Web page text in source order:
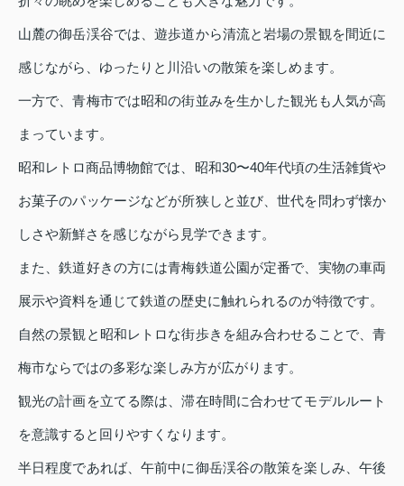
山麓の御岳渓谷では、遊歩道から清流と岩場の景観を間近に
感じながら、ゆったりと川沿いの散策を楽しめます。
一方で、青梅市では昭和の街並みを生かした観光も人気が高
まっています。
昭和レトロ商品博物館では、昭和30〜40年代頃の生活雑貨や
お菓子のパッケージなどが所狭しと並び、世代を問わず懐か
しさや新鮮さを感じながら見学できます。
また、鉄道好きの方には青梅鉄道公園が定番で、実物の車両
展示や資料を通じて鉄道の歴史に触れられるのが特徴です。
自然の景観と昭和レトロな街歩きを組み合わせることで、青
梅市ならではの多彩な楽しみ方が広がります。
観光の計画を立てる際は、滞在時間に合わせてモデルルート
を意識すると回りやすくなります。
半日程度であれば、午前中に御岳渓谷の散策を楽しみ、午後